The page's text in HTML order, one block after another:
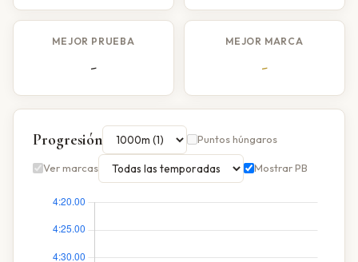
MEJOR PRUEBA
-
MEJOR MARCA
-
Progresión Puntos húngaros
Ver marcas Mostrar PB